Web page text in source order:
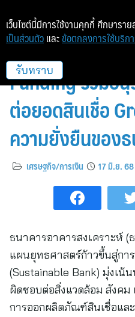
ธอส. เปิดตัวโครง
Funding ร่วมอ
ต่อยอดสินเชื่อ
ความยั่งยืนของ
เศรษฐกิจ/การเงิน 17 มิ.ย.
ธนาคารอาคารสงเคราะห์ (
แผนยุทธศาสตร์ก้าวขึ้นสู่กา
(Sustainable Bank) มุ่งเน้
ผิดชอบต่อสิ่งแวดล้อม สังคม
การออกผลิตภัณฑ์สินเชื่อแล
เว็บไซต์นี้มีการใช้งานคุกกี้ ศึกษาราย
เป็นส่วนตัว และ ข้อตกลงการใช้บริก
รับทราบ